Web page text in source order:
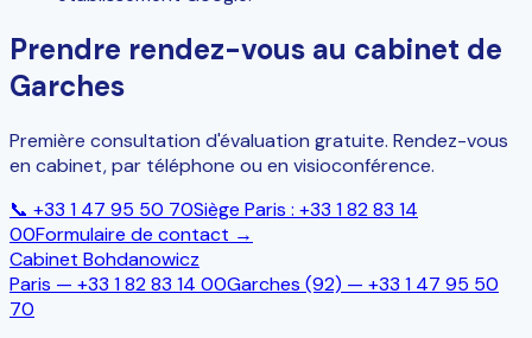
Prendre rendez-vous au cabinet de
Garches
Première consultation d'évaluation gratuite. Rendez-vous
en cabinet, par téléphone ou en visioconférence.
📞 +33 1 47 95 50 70Siège Paris : +33 1 82 83 14
00Formulaire de contact →
Cabinet Bohdanowicz
Paris — +33 1 82 83 14 00Garches (92) — +33 1 47 95 50
70